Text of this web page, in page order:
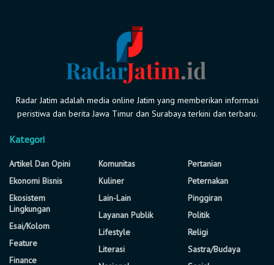
Radar Jatim adalah media online Jatim yang memberikan informasi
peristiwa dan berita Jawa Timur dan Surabaya terkini dan terbaru.
Kategori
Artikel Dan Opini
Ekonomi Bisnis
Ekosistem
Lingkungan
Esai/Kolom
Feature
Finance
Komunitas
Kuliner
Lain-Lain
Layanan Publik
Lifestyle
Literasi
Pertanian
Peternakan
Pinggiran
Politik
Religi
Sastra/Budaya